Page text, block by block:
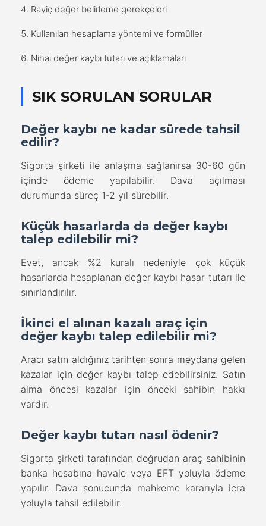
Rayiç değer belirleme gerekçeleri
Kullanılan hesaplama yöntemi ve formüller
Nihai değer kaybı tutarı ve açıklamaları
SIK SORULAN SORULAR
Değer kaybı ne kadar sürede tahsil
edilir?
Sigorta şirketi ile anlaşma sağlanırsa 30-60 gün
içinde ödeme yapılabilir. Dava açılması
durumunda süreç 1-2 yıl sürebilir.
Küçük hasarlarda da değer kaybı
talep edilebilir mi?
Evet, ancak %2 kuralı nedeniyle çok küçük
hasarlarda hesaplanan değer kaybı hasar tutarı ile
sınırlandırılır.
İkinci el alınan kazalı araç için
değer kaybı talep edilebilir mi?
Aracı satın aldığınız tarihten sonra meydana gelen
kazalar için değer kaybı talep edebilirsiniz. Satın
alma öncesi kazalar için önceki sahibin hakkı
vardır.
Değer kaybı tutarı nasıl ödenir?
Sigorta şirketi tarafından doğrudan araç sahibinin
banka hesabına havale veya EFT yoluyla ödeme
yapılır. Dava sonucunda mahkeme kararıyla icra
yoluyla tahsil edilebilir.